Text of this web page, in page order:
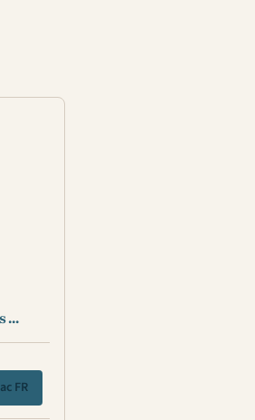
...
FR